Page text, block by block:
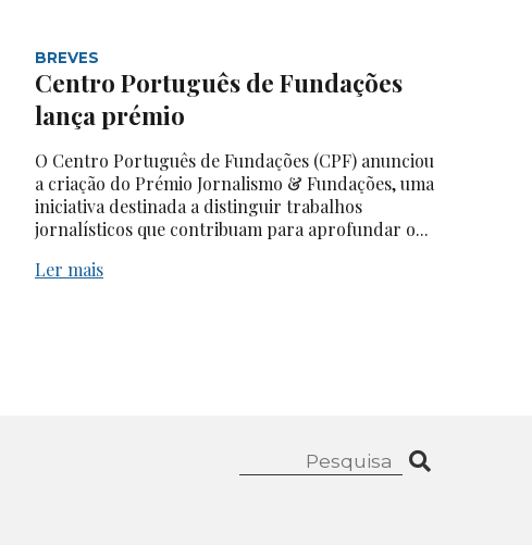
BREVES
Centro Português de Fundações
lança prémio
O Centro Português de Fundações (CPF) anunciou
a criação do Prémio Jornalismo & Fundações, uma
iniciativa destinada a distinguir trabalhos
jornalísticos que contribuam para aprofundar o...
Ler mais